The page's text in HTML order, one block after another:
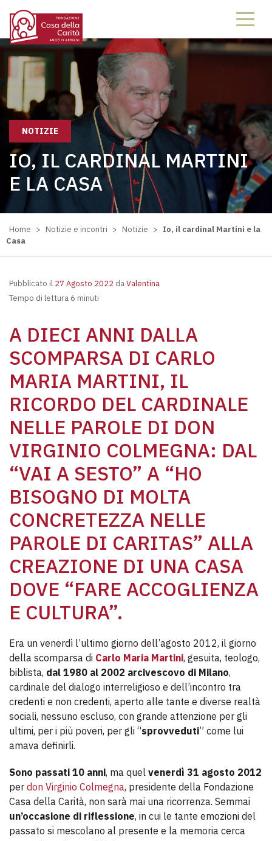
NOTIZIE
IO, IL CARDINAL MARTINI
E LA CASA
Home > Notizie e incontri > Notizie > Io, il cardinal Martini e la
Casa
Pubblicato il 27 Agosto 2022 daValentina
Tempo di lettura 6 minuti
A DIECI ANNI DALLA
SCOMPARSA DI CARLO
MARIA MARTINI, IL
RICORDO DEL CARDINALE
NELLE PAROLE DI DON
VIRGINIO COLMEGNA: DAL
“VAI A SESTO” A “HO
BISOGNO DI MOLTA
CONCRETEZZA NELLE
PAROLE DI CARITAS” ALLA
CREAZIONE DI UNA CASA
DOVE “FARE ACCOGLIENZA
E CULTURA”.
Era un venerdì l’ultimo giorno dell’agosto 2012, il giorno
della scomparsa di Carlo Maria Martini, gesuita, teologo,
biblista, dal 1980 al 2002 arcivescovo di Milano,
cardinale del dialogo interreligioso e dell’incontro tra
credenti e non credenti, aperto alle tante e diverse realtà
sociali, nessuno escluso, con grande attenzione per gli
ultimi, per i più poveri, per gli “sprovveduti” come lui
amava definirli.
Sono passati 10 anni, ma quel venerdì 31 agosto 2012
per don Virginio Colmegna, presidente della Fondazione
Casa della Carità, non sarà mai una ricorrenza. Semmai
un’occasione di riflessione, in cui le tante emozioni del
passato si mescolano al presente e la memoria cerca